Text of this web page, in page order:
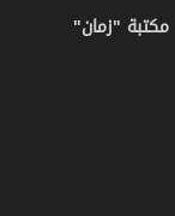
مكتبة "زمان"